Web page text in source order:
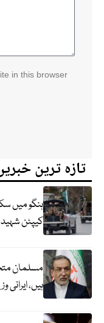
in this browser
تازہ ترین
کیپٹن شہید
مسلمان
ہیں، ایرانی